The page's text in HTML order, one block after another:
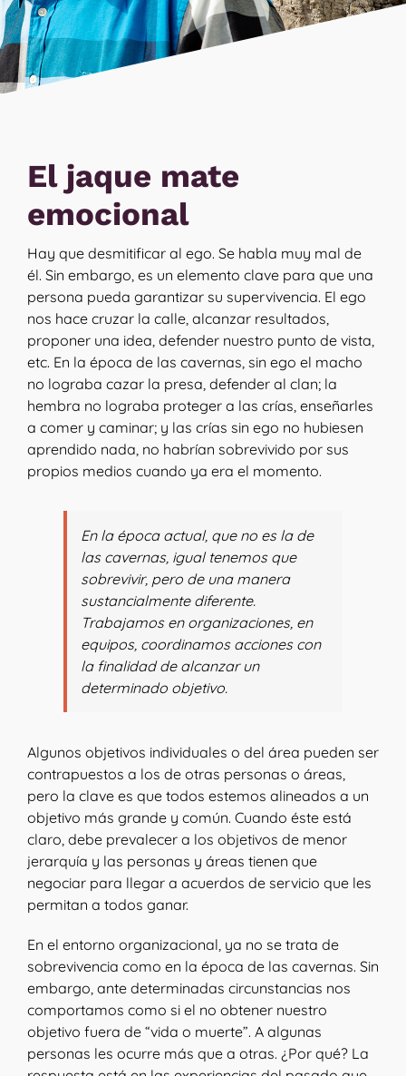
El jaque mate
emocional
Hay que desmitificar al ego. Se habla muy mal de
él. Sin embargo, es un elemento clave para que una
persona pueda garantizar su supervivencia. El ego
nos hace cruzar la calle, alcanzar resultados,
proponer una idea, defender nuestro punto de vista,
etc. En la época de las cavernas, sin ego el macho
no lograba cazar la presa, defender al clan; la
hembra no lograba proteger a las crías, enseñarles
a comer y caminar; y las crías sin ego no hubiesen
aprendido nada, no habrían sobrevivido por sus
propios medios cuando ya era el momento.
En la época actual, que no es la de
las cavernas, igual tenemos que
sobrevivir, pero de una manera
sustancialmente diferente.
Trabajamos en organizaciones, en
equipos, coordinamos acciones con
la finalidad de alcanzar un
determinado objetivo.
Algunos objetivos individuales o del área pueden ser
contrapuestos a los de otras personas o áreas,
pero la clave es que todos estemos alineados a un
objetivo más grande y común. Cuando éste está
claro, debe prevalecer a los objetivos de menor
jerarquía y las personas y áreas tienen que
negociar para llegar a acuerdos de servicio que les
permitan a todos ganar.
En el entorno organizacional, ya no se trata de
sobrevivencia como en la época de las cavernas. Sin
embargo, ante determinadas circunstancias nos
comportamos como si el no obtener nuestro
objetivo fuera de “vida o muerte”. A algunas
personas les ocurre más que a otras. ¿Por qué? La